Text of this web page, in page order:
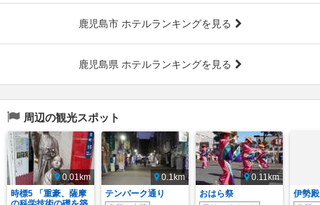
鹿児島市 ホテルランキングを見る
鹿児島県 ホテルランキングを見る
周辺の観光スポット
0.01km
時標5 「重豪、薩摩
0.1km
テンパーク通り
0.11km
おはら祭
伊勢